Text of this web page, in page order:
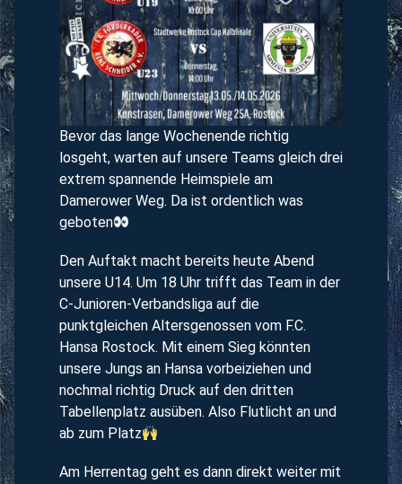
Bevor das lange Wochenende richtig
losgeht, warten auf unsere Teams gleich drei
extrem spannende Heimspiele am
Damerower Weg. Da ist ordentlich was
geboten
Den Auftakt macht bereits heute Abend
unsere U14. Um 18 Uhr trifft das Team in der
C-Junioren-Verbandsliga auf die
punktgleichen Altersgenossen vom F.C.
Hansa Rostock. Mit einem Sieg könnten
unsere Jungs an Hansa vorbeiziehen und
nochmal richtig Druck auf den dritten
Tabellenplatz ausüben. Also Flutlicht an und
ab zum Platz
Am Herrentag geht es dann direkt weiter mit